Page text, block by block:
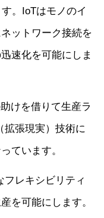
。IoTはモノのイ
ットワーク接続を
速化を可能にしま
けを借りて生産ラ
拡張現実）技術に
ています。
フレキシビリティ
を可能にします。